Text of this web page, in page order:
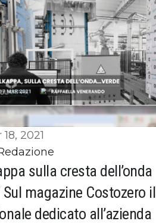
2021
sulla cresta dell’onda
Sul magazine Costozero il
dedicato all’azienda